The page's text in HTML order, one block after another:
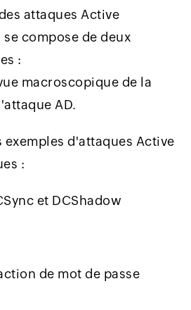
attaques Active
compose de deux
:
macroscopique de la
AD.
exemples d'attaques Active
:
et DCShadow
de mot de passe